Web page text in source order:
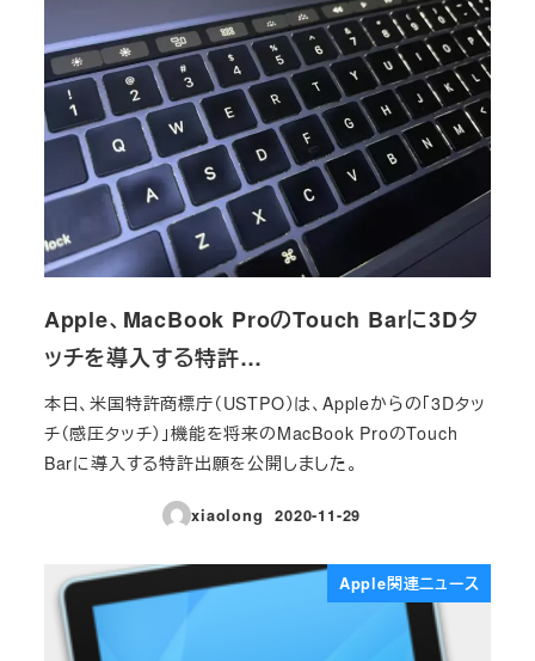
Apple、MacBook ProのTouch Barに3Dタ
ッチを導入する特許…
本日、米国特許商標庁（USTPO）は、Appleからの「3Dタッ
チ（感圧タッチ）」機能を将来のMacBook ProのTouch
Barに導入する特許出願を公開しました。
xiaolong
投稿日
2020-11-29
Apple関連ニュース